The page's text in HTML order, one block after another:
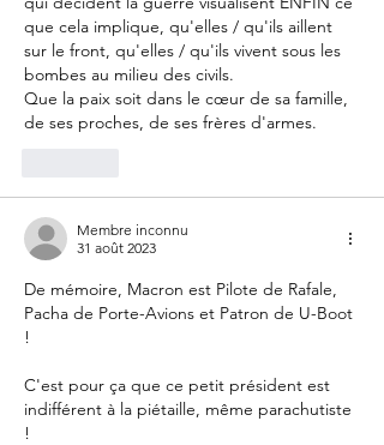
que cela implique, qu'elles / qu'ils aillent
sur le front, qu'elles / qu'ils vivent sous les
bombes au milieu des civils.
Que la paix soit dans le cœur de sa famille,
de ses proches, de ses frères d'armes.
Membre inconnu
31 août 2023
De mémoire, Macron est Pilote de Rafale,
Pacha de Porte-Avions et Patron de U-Boot
!
C'est pour ça que ce petit président est
indifférent à la piétaille, même parachutiste
!